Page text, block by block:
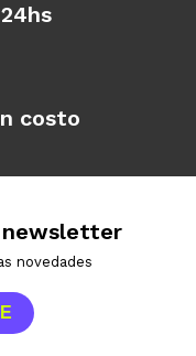
costo
novedades